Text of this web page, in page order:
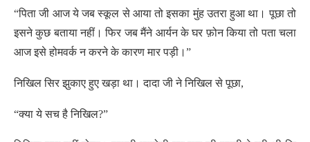
“पिता जी आज ये जब स्कूल से आया तो इसका मुंह उतरा हुआ था। पूछा तो
इसने कुछ बताया नहीं। फिर जब मैंने आर्यन के घर फ़ोन किया तो पता चला
आज इसे होमवर्क न करने के कारण मार पड़ी।”
निखिल सिर झुकाए हुए खड़ा था। दादा जी ने निखिल से पूछा,
“क्या ये सच है निखिल?”